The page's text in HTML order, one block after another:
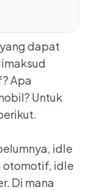
dapat
Apa
Untuk
idle
otomotif, idle
Di mana